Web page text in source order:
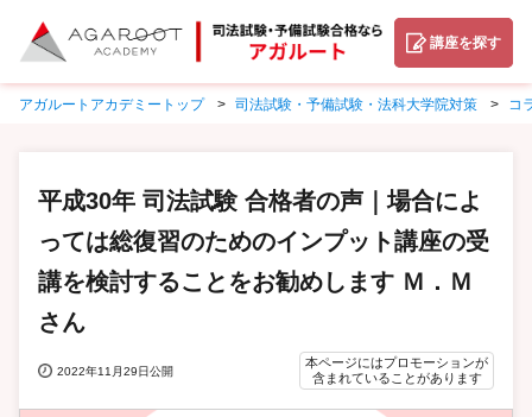
講座を探す
アガルートアカデミートップ 司法試験・予備試験・法科大学院対策 コ
平成30年 司法試験 合格者の声｜場合によ
っては総復習のためのインプット講座の受
講を検討することをお勧めします Ｍ．Ｍ
さん
2022年11月29日公開
本ページにはプロモーションが
含まれていることがあります